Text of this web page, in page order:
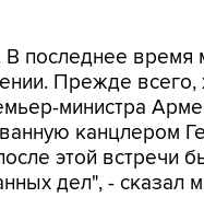
последнее время
Прежде всего,
министра
канцлером
этой встречи
дел", - сказал